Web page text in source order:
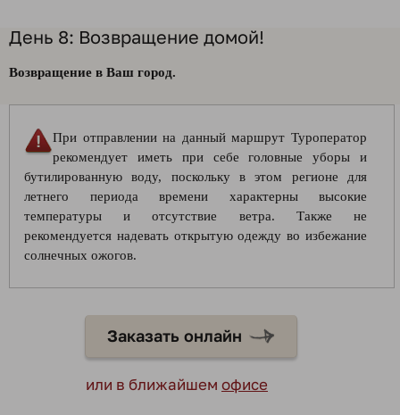
День 8: Возвращение домой!
Возвращение в Ваш город.
При отправлении на данный маршрут Туроператор
рекомендует иметь при себе головные уборы и
бутилированную воду, поскольку в этом регионе для
летнего периода времени характерны высокие
температуры и отсутствие ветра. Также не
рекомендуется надевать открытую одежду во избежание
солнечных ожогов.
Заказать онлайн
или в ближайшем офисе